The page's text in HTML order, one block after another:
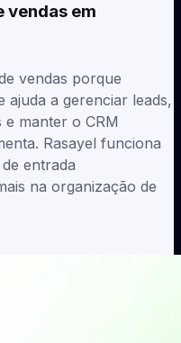
vendas em
vendas porque
a gerenciar leads,
manter o CRM
Rasayel funciona
entrada
na organização de